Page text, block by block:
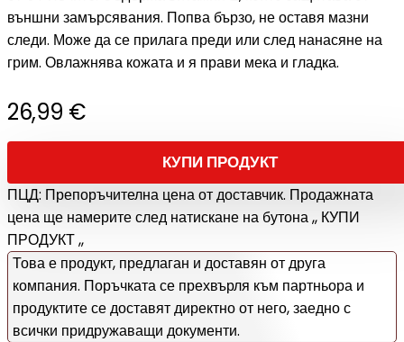
външни замърсявания. Попва бързо, не оставя мазни
следи. Може да се прилага преди или след нанасяне на
грим. Овлажнява кожата и я прави мека и гладка.
26,99 €
КУПИ ПРОДУКТ
ПЦД: Препоръчителна цена от доставчик. Продажната
цена ще намерите след натискане на бутона ,, КУПИ
ПРОДУКТ ,,
Това е продукт, предлаган и доставян от друга
компания. Поръчката се прехвърля към партньора и
продуктите се доставят директно от него, заедно с
всички придружаващи документи.